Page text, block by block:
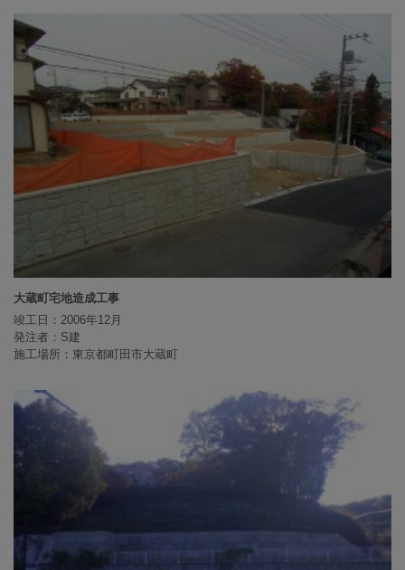
大蔵町宅地造成工事
竣工日：2006年12月
発注者：S建
施工場所：東京都町田市大蔵町